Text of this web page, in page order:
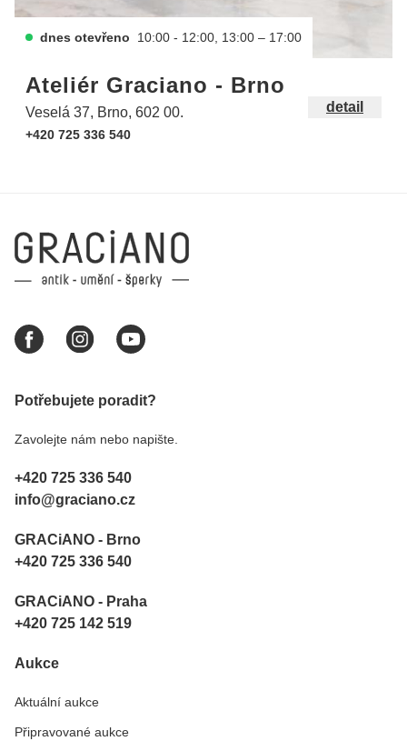
dnes otevřeno 10:00 - 12:00, 13:00 – 17:00
Ateliér Graciano - Brno
Veselá 37, Brno, 602 00.
+420 725 336 540
detail
Potřebujete poradit?
Zavolejte nám nebo napište.
+420 725 336 540
info@graciano.cz
GRACiANO - Brno
+420 725 336 540
GRACiANO - Praha
+420 725 142 519
Aukce
Aktuální aukce
Připravované aukce